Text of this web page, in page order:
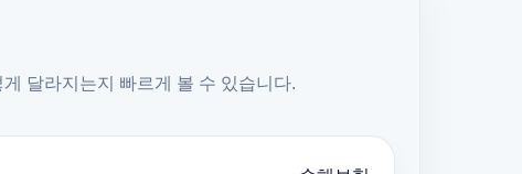
달라지는지 빠르게 볼 수 있습니다.